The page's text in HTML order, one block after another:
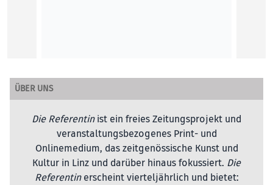
ÜBER UNS
Die Referentinist ein freies Zeitungsprojekt und
veranstaltungsbezogenes Print- und
Onlinemedium, das zeitgenössische Kunst und
Kultur in Linz und darüber hinaus fokussiert. Die
Referentinerscheint vierteljährlich und bietet: